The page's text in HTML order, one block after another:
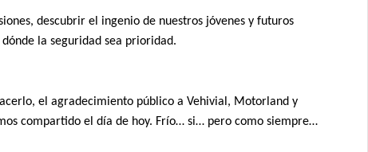
descubrir el ingenio de nuestros jóvenes y futuros
la seguridad sea prioridad.
el agradecimiento público a Vehivial, Motorland y
compartido el día de hoy. Frío… si… pero como siempre…